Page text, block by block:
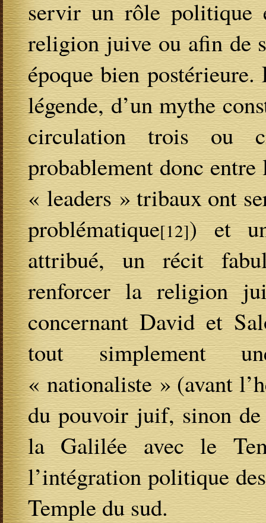
servir un rôle politique
religion juive ou afin de
époque bien postérieure.
légende, d’un mythe
circulation trois ou
probablement donc
« leaders » tribaux ont
problématique[12]) et
attribué, un récit
renforcer la religion
concernant David et
tout simplement
« nationaliste » (avant
du pouvoir juif, sinon
la Galilée avec le
l’intégration politique
Temple du sud.